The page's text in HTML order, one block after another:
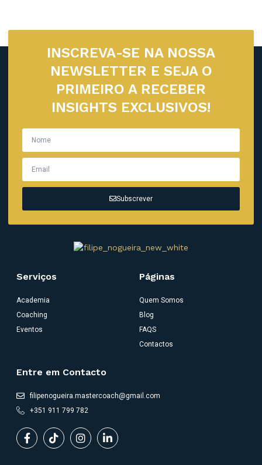
INSCREVA-SE NA NOSSA
NEWSLETTER E SEJA O
PRIMEIRO A RECEBER
INSIGHTS EXCLUSIVOS!
Subscrever
Serviços
Academia
Coaching
Eventos
Páginas
Quem Somos
Blog
FAQS
Contactos
Entre em Contacto
filipenogueira.mastercoach@gmail.com
+351 911 799 782